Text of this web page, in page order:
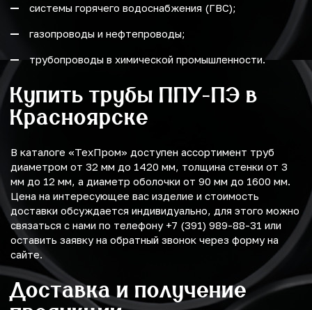
системы горячего водоснабжения (ГВС);
газопроводы и нефтепроводы;
трубопроводы в химической промышленности.
Купить трубы ППУ-ПЭ в
Красноярске
В каталоге «ТехПром» доступен ассортимент труб
диаметром от 32 мм до 1420 мм, толщина стенки от 3
мм до 12 мм, а диаметр оболочки от 90 мм до 1600 мм.
Цена на интересующее вас изделие и стоимость
доставки обсуждается индивидуально, для этого можно
связаться с нами по телефону +7 (391) 989-88-31 или
оставить заявку на обратный звонок через форму на
сайте.
Доставка и получение